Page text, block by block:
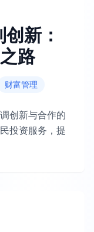
新：
路
财富管理
创新与合作的
投资服务，提